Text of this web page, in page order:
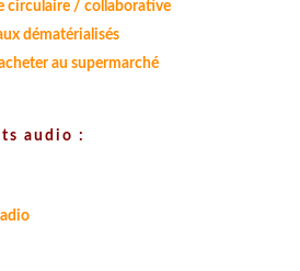
circulaire / collaborative
dématérialisés
au supermarché
audio :